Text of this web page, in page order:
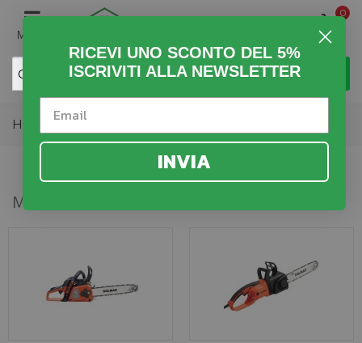
MENU
0
Home > Giardino
MOTOSEGHE
RICEVI UNO SCONTO DEL 5%
ISCRIVITI ALLA NEWSLETTER
INVIA